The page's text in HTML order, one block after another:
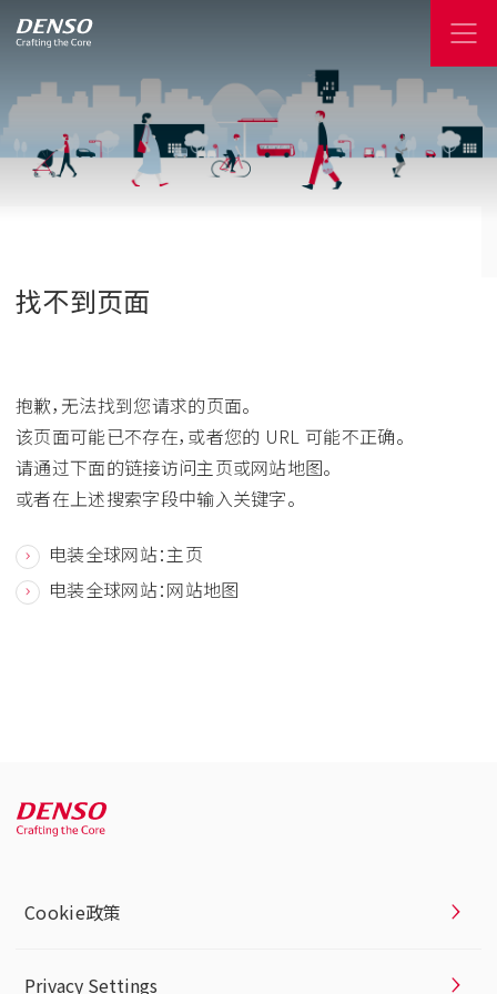
找不到页面
抱歉，无法找到您请求的页面。
该页面可能已不存在，或者您的 URL 可能不正确。
请通过下面的链接访问主页或网站地图。
或者在上述搜索字段中输入关键字。
电装全球网站：主页
电装全球网站：网站地图
Cookie政策
Privacy Settings